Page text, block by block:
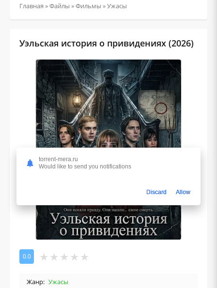
Главная »Файлы »Фильмы »Ужасы
Уэльская история о привидениях (2026)
0.0
Жанр: Ужасы
torrent-mera.ru
Would like to send you notifications
Discard Allow